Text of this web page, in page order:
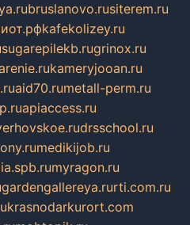
bruslanovo.rusiterem.ru
kafekolizey.ru
sugarepilekb.rugrinox.ru
kameryjooan.ru
aid70.rumetall-perm.ru
apiaccess.ru
drsschool.ru
medikijob.ru
myragon.ru
gardengallereya.rurti.com.ru
krasnodarkurort.com